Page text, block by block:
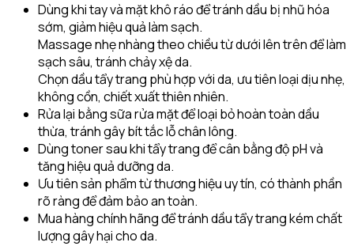
Dùng khi tay và mặt khô ráo để tránh dầu bị nhũ hóa
sớm, giảm hiệu quả làm sạch.
Massage nhẹ nhàng theo chiều từ dưới lên trên để làm
sạch sâu, tránh chảy xệ da.
Chọn dầu tẩy trang phù hợp với da, ưu tiên loại dịu nhẹ,
không cồn, chiết xuất thiên nhiên.
Rửa lại bằng sữa rửa mặt để loại bỏ hoàn toàn dầu
thừa, tránh gây bít tắc lỗ chân lông.
Dùng toner sau khi tẩy trang để cân bằng độ pH và
tăng hiệu quả dưỡng da.
Ưu tiên sản phẩm từ thương hiệu uy tín, có thành phần
rõ ràng để đảm bảo an toàn.
Mua hàng chính hãng để tránh dầu tẩy trang kém chất
lượng gây hại cho da.